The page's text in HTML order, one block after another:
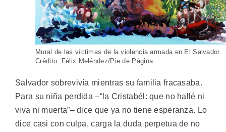
Mural de las víctimas de la violencia armada en El Salvador.
Crédito: Félix Meléndez/Pie de Página
Salvador sobrevivía mientras su familia fracasaba.
Para su niña perdida –“la Cristabél: que no hallé ni
viva ni muerta”– dice que ya no tiene esperanza. Lo
dice casi con culpa, carga la duda perpetua de no